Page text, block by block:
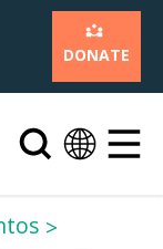
DONATE